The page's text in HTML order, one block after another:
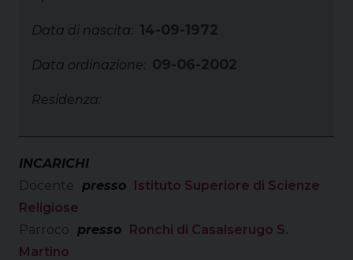
Data di nascita: 14-09-1972
Data ordinazione: 09-06-2002
Residenza:
INCARICHI
Docente
presso Istituto Superiore di Scienze
Religiose
Parroco
presso Ronchi di Casalserugo S.
Martino